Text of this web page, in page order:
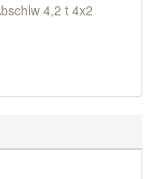
4,2 t 4x2